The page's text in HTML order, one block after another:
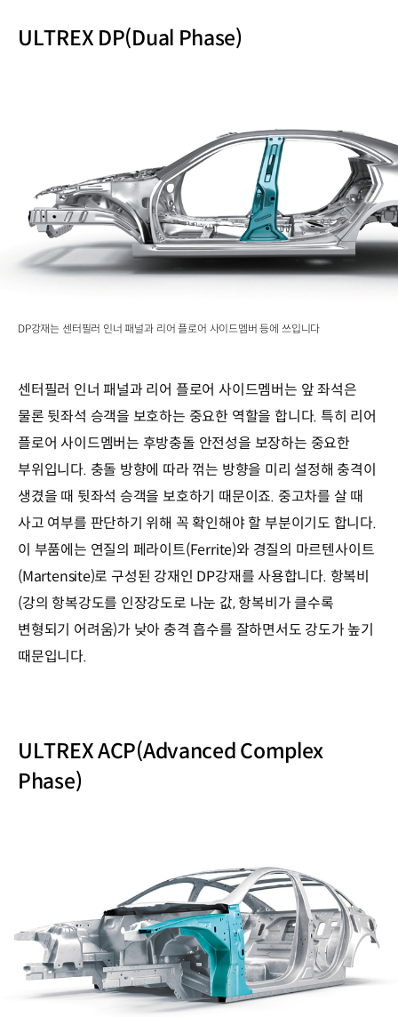
ULTREX DP(Dual Phase)
DP강재는 센터필러 인너 패널과 리어 플로어 사이드멤버 등에 쓰입니다
센터필러 인너 패널과 리어 플로어 사이드멤버는 앞 좌석은
물론 뒷좌석 승객을 보호하는 중요한 역할을 합니다. 특히 리어
플로어 사이드멤버는 후방충돌 안전성을 보장하는 중요한
부위입니다. 충돌 방향에 따라 꺾는 방향을 미리 설정해 충격이
생겼을 때 뒷좌석 승객을 보호하기 때문이죠. 중고차를 살 때
사고 여부를 판단하기 위해 꼭 확인해야 할 부분이기도 합니다.
이 부품에는 연질의 페라이트(Ferrite)와 경질의 마르텐사이트
(Martensite)로 구성된 강재인 DP강재를 사용합니다. 항복비
(강의 항복강도를 인장강도로 나눈 값, 항복비가 클수록
변형되기 어려움)가 낮아 충격 흡수를 잘하면서도 강도가 높기
때문입니다.
ULTREX ACP(Advanced Complex
Phase)